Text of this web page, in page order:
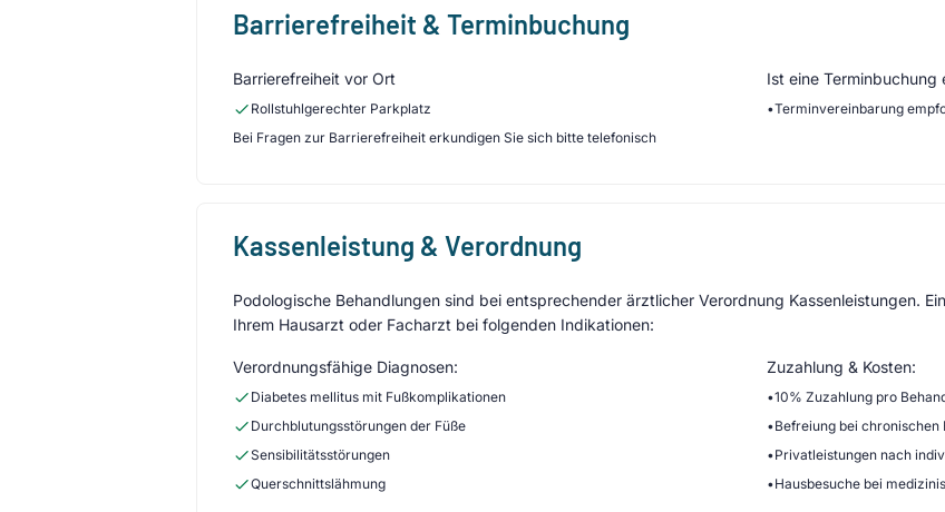
Barrierefreiheit & Terminbuchung
Barrierefreiheit vor Ort
Rollstuhlgerechter Parkplatz
Bei Fragen zur Barrierefreiheit erkundigen Sie sich bitte telefonisch
Ist eine Terminbuchung
•Terminvereinbarung
Kassenleistung & Verordnung
Podologische Behandlungen sind bei entsprechender ärztlicher Verordnung Kassenleistungen.
Ihrem Hausarzt oder Facharzt bei folgenden Indikationen:
Verordnungsfähige Diagnosen:
Diabetes mellitus mit Fußkomplikationen
Durchblutungsstörungen der Füße
Sensibilitätsstörungen
Querschnittslähmung
Zuzahlung & Kosten:
•10% Zuzahlung pro
•Befreiung bei
•Privatleistungen nach
•Hausbesuche bei